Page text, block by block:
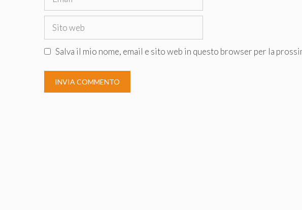
Sito
Salva il mio nome, email e sito web in questo browser per la